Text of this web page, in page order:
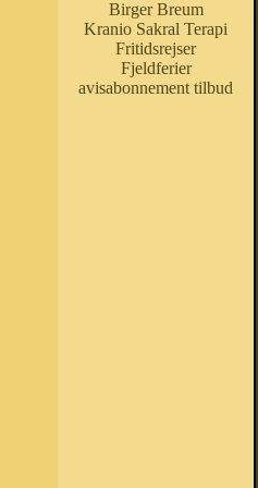
Birger Breum
Kranio Sakral Terapi
Fritidsrejser
Fjeldferier
avisabonnement tilbud